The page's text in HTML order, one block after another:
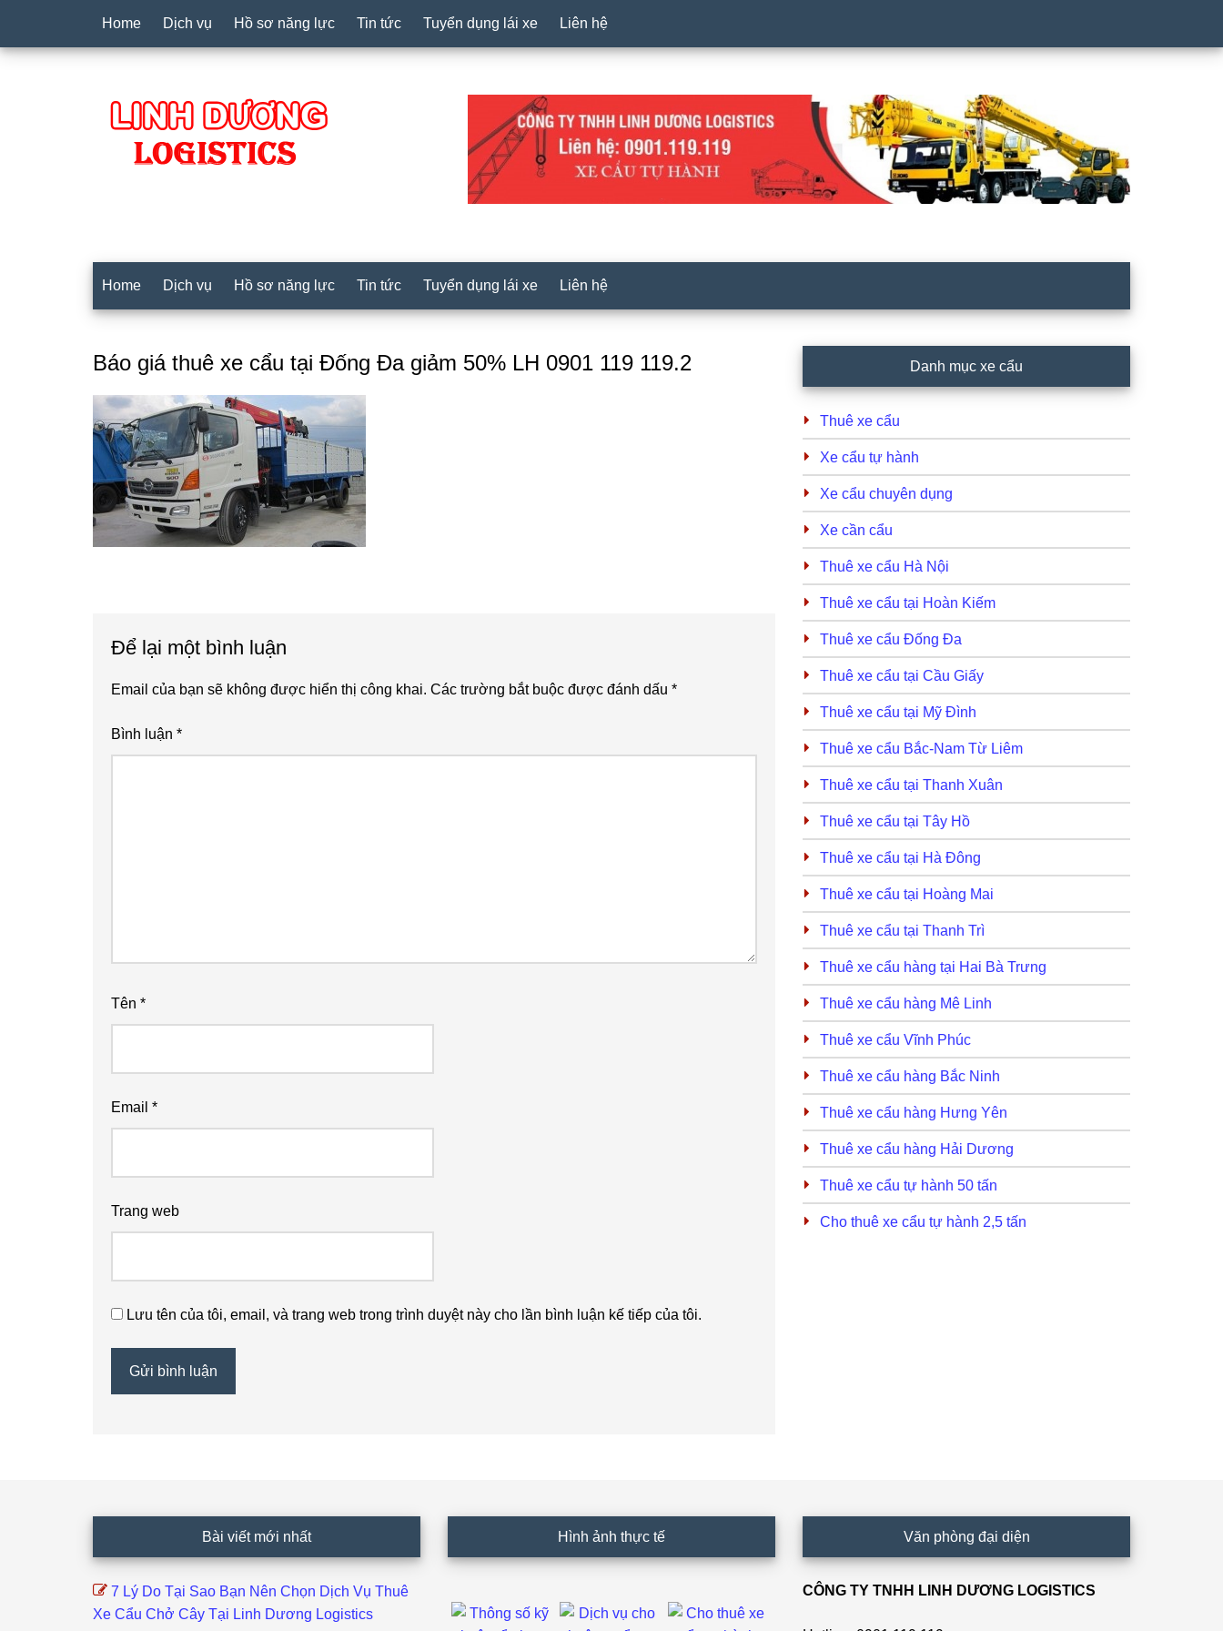
Home Dịch vụ Hồ sơ năng lực Tin tức Tuyển dụng lái xe Liên hệ
Home Dịch vụ Hồ sơ năng lực Tin tức Tuyển dụng lái xe Liên hệ
Báo giá thuê xe cẩu tại Đống Đa giảm 50% LH 0901 119 119.2
Interactions
Để lại một bình luận
Email của bạn sẽ không được hiển thị công khai. Các trường bắt buộc được đánh dấu *
Bình luận *
Tên *
Email *
Trang web
Lưu tên của tôi, email, và trang web trong trình duyệt này cho lần bình luận kế tiếp của tôi.
Sidebar
Danh mục xe cẩu
Thuê xe cẩu
Xe cẩu tự hành
Xe cẩu chuyên dụng
Xe cần cẩu
Thuê xe cẩu Hà Nội
Thuê xe cẩu tại Hoàn Kiếm
Thuê xe cẩu Đống Đa
Thuê xe cẩu tại Cầu Giấy
Thuê xe cẩu tại Mỹ Đình
Thuê xe cẩu Bắc-Nam Từ Liêm
Thuê xe cẩu tại Thanh Xuân
Thuê xe cẩu tại Tây Hồ
Thuê xe cẩu tại Hà Đông
Thuê xe cẩu tại Hoàng Mai
Thuê xe cẩu tại Thanh Trì
Thuê xe cẩu hàng tại Hai Bà Trưng
Thuê xe cẩu hàng Mê Linh
Thuê xe cẩu Vĩnh Phúc
Thuê xe cẩu hàng Bắc Ninh
Thuê xe cẩu hàng Hưng Yên
Thuê xe cẩu hàng Hải Dương
Thuê xe cẩu tự hành 50 tấn
Cho thuê xe cẩu tự hành 2,5 tấn
Bài viết mới nhất
7 Lý Do Tại Sao Bạn Nên Chọn Dịch Vụ Thuê
Xe Cẩu Chở Cây Tại Linh Dương Logistics
Hình ảnh thực tế Văn phòng đại diện
CÔNG TY TNHH LINH DƯƠNG LOGISTICS